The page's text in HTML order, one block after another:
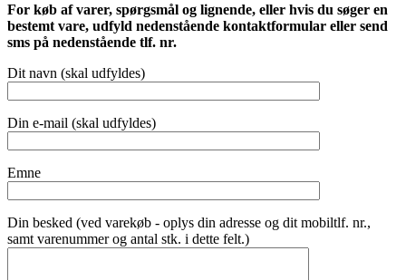
For køb af varer, spørgsmål og lignende, eller hvis du søger en
bestemt vare, udfyld nedenstående kontaktformular eller send
sms på nedenstående tlf. nr.
Dit navn (skal udfyldes)
Din e-mail (skal udfyldes)
Emne
Din besked (ved varekøb - oplys din adresse og dit mobiltlf. nr.,
samt varenummer og antal stk. i dette felt.)